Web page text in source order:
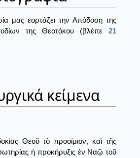
μας εορτάζει την Απόδοση της
της Θεοτόκου (βλέπε 21
κείμενα
Θεοῦ τὸ προοίμιον, καὶ τῆς
ἡ προκήρυξις ἐν Ναῷ τοῦ